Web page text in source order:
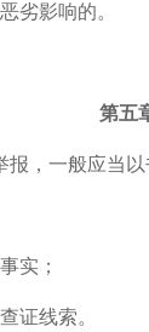
劣影响的。
第五
报，一般应当
实；
证线索。